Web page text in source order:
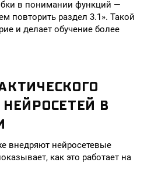
в понимании функций —
повторить раздел 3.1». Такой
и делает обучение более
В
внедряют нейросетевые
как это работает на